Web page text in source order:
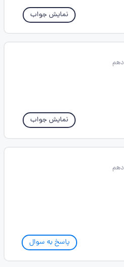
نمایش جواب
نمایش جواب
پاسخ به سوال